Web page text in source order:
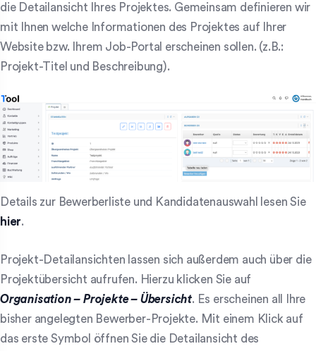
die Detailansicht Ihres Projektes. Gemeinsam definieren wir
mit Ihnen welche Informationen des Projektes auf Ihrer
Website bzw. Ihrem Job-Portal erscheinen sollen. (z.B.:
Projekt-Titel und Beschreibung).
Details zur Bewerberliste und Kandidatenauswahl lesen Sie
hier.
Projekt-Detailansichten lassen sich außerdem auch über die
Projektübersicht aufrufen. Hierzu klicken Sie auf
Organisation – Projekte – Übersicht. Es erscheinen all Ihre
bisher angelegten Bewerber-Projekte. Mit einem Klick auf
das erste Symbol öffnen Sie die Detailansicht des